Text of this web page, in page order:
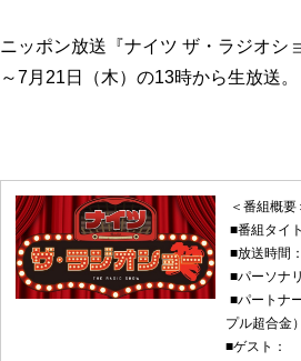
ニッポン放送『ナイツ ザ・ラジオシ
～7月21日（木）の13時から生放送。
＜番組概要
■番組タイ
■放送時間
■パーソナ
■パートナ
プル超合金
■ゲスト：